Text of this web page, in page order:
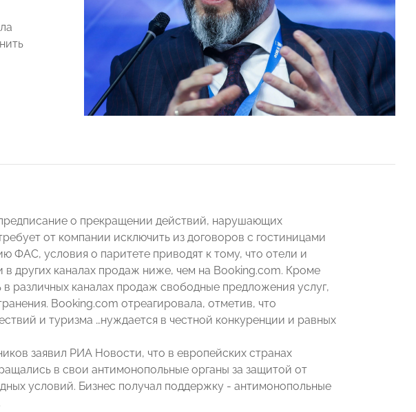
о прекращении действий, нарушающих
от компании исключить из договоров с гостиницами
ФАС, условия о паритете приводят к тому, что отели и
в других каналах продаж ниже, чем на Booking.com. Кроме
различных каналах продаж свободные предложения услуг,
Booking.com отреагировала, отметив, что
и туризма …нуждается в честной конкуренции и равных
заявил РИА Новости, что в европейских странах
в свои антимонопольные органы за защитой от
условий. Бизнес получал поддержку - антимонопольные